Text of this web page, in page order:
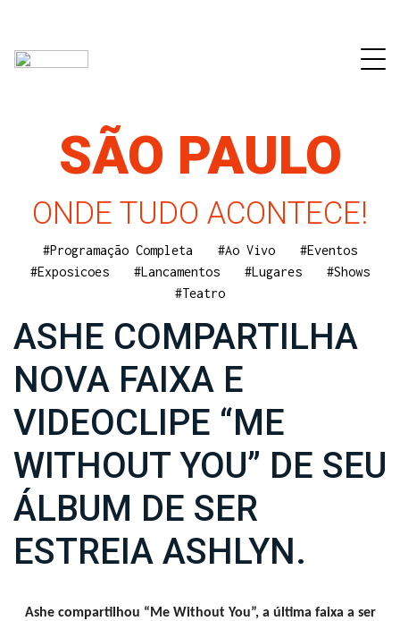
SÃO PAULO
ONDE TUDO ACONTECE!
#Programação Completa #Ao Vivo
#Eventos
#Exposicoes
#Lancamentos #Lugares
#Shows
#Teatro
ASHE COMPARTILHA
NOVA FAIXA E
VIDEOCLIPE “ME
WITHOUT YOU” DE SEU
ÁLBUM DE SER
ESTREIA ASHLYN.
Ashe compartilhou “Me Without You”, a última faixa a ser